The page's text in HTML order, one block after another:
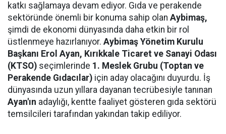
katkı sağlamaya devam ediyor. Gıda ve perakende
sektöründe önemli bir konuma sahip olan Aybimaş,
şimdi de ekonomi dünyasında daha etkin bir rol
üstlenmeye hazırlanıyor. Aybimaş Yönetim Kurulu
Başkanı Erol Ayan, Kırıkkale Ticaret ve Sanayi Odası
(KTSO) seçimlerinde 1. Meslek Grubu (Toptan ve
Perakende Gıdacılar) için aday olacağını duyurdu. İş
dünyasında uzun yıllara dayanan tecrübesiyle tanınan
Ayan'ın adaylığı, kentte faaliyet gösteren gıda sektörü
temsilcileri tarafından yakından takip ediliyor.